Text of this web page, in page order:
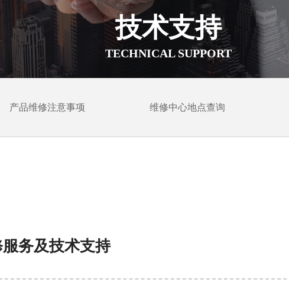
技术支持
TECHNICAL SUPPORT
产品维修注意事项 维修中心地点查询
服务及技术支持